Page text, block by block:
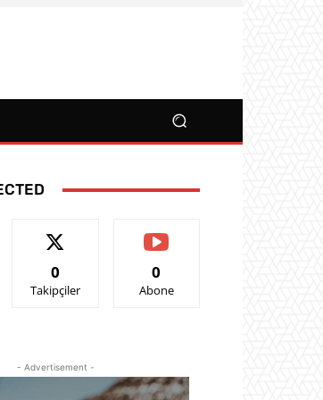
0
Takipçiler
0
Abone
- Advertisement -